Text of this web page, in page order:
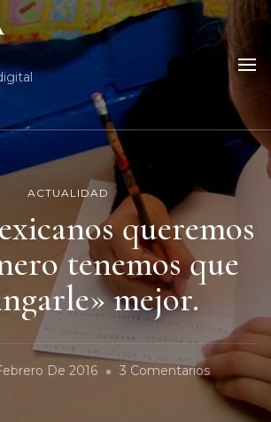
ACTUALIDAD
queremos
tenemos que
mejor.
De 2016 3 ComentariosEn
Si